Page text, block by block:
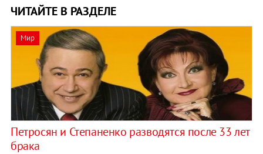
ЧИТАЙТЕ В РАЗДЕЛЕ
Мир
Петросян и Степаненко разводятся после 33 лет
брака